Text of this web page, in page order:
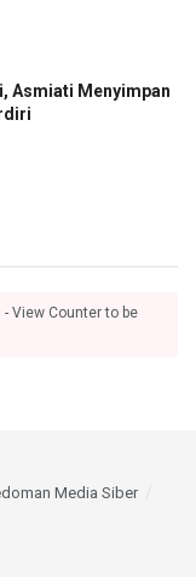
Asmiati Menyimpan
View Counter to be
Media Siber